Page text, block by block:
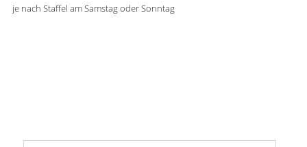
je nach Staffel am Samstag oder Sonntag